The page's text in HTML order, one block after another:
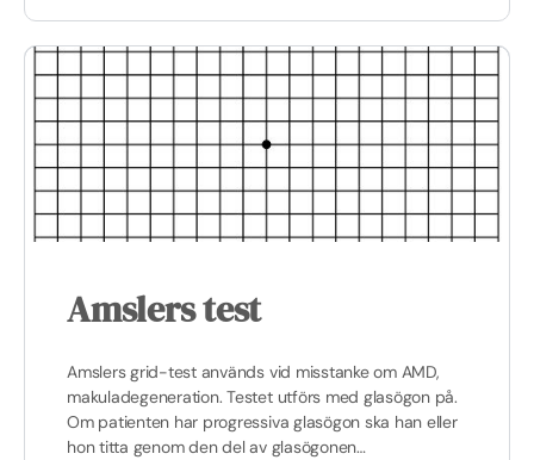
Amslers test
Amslers grid-test används vid misstanke om AMD,
makuladegeneration. Testet utförs med glasögon på.
Om patienten har progressiva glasögon ska han eller
hon titta genom den del av glasögonen…